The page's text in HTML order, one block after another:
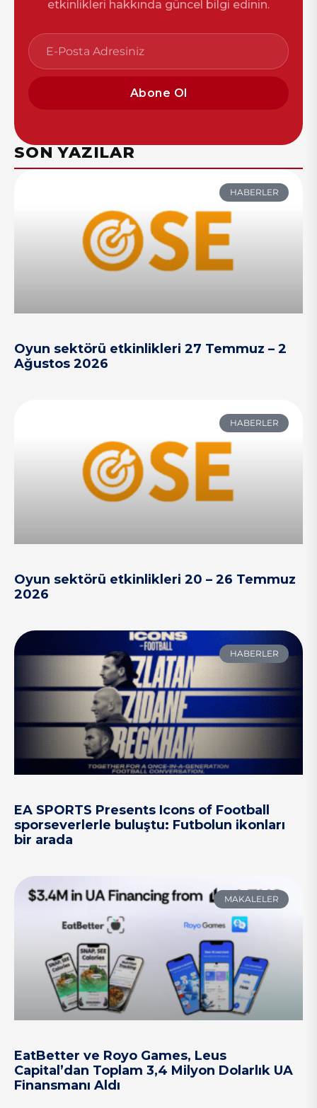
etkinlikleri hakkında güncel bilgi edinin.
Abone Ol
SON YAZILAR
HABERLER
Oyun sektörü etkinlikleri 27 Temmuz – 2
Ağustos 2026
HABERLER
Oyun sektörü etkinlikleri 20 – 26 Temmuz
2026
HABERLER
EA SPORTS Presents Icons of Football
sporseverlerle buluştu: Futbolun ikonları
bir arada
MAKALELER
EatBetter ve Royo Games, Leus
Capital’dan Toplam 3,4 Milyon Dolarlık UA
Finansmanı Aldı